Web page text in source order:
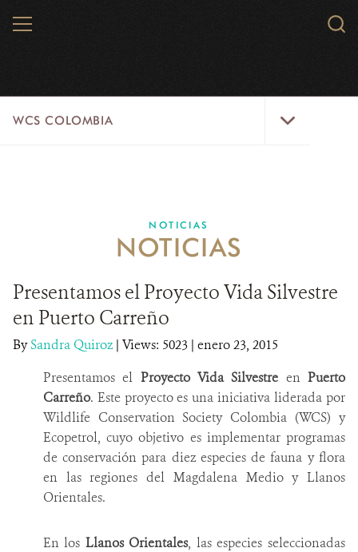
MENU
WCS COLOMBIA
EJES ESTRATÉGICOS
AQUÍ TRABAJAMOS
LÍNEAS DE ACCIÓN
MICROSITIOS
PUBLICACIONES
COBERTURA EN MEDIOS DE COMUNICACIÓN
NOTICIAS
NOTICIAS
Presentamos el Proyecto Vida Silvestre
en Puerto Carreño
BySandra Quiroz| Views: 5023 | enero 23, 2015
Presentamos el Proyecto Vida Silvestre enPuerto
Carreño. Este proyecto es una iniciativa liderada por
Wildlife Conservation Society Colombia (WCS) y
Ecopetrol, cuyo objetivo es implementar programas
de conservación para diez especies de fauna y flora
en las regiones del Magdalena Medio y Llanos
Orientales.
En los Llanos Orientales, las especies seleccionadas